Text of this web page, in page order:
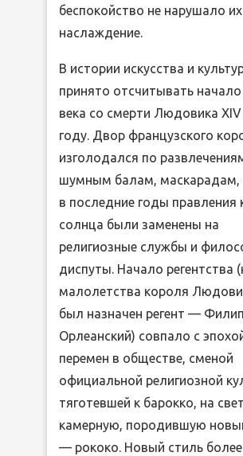
беспокойство не нарушало их
наслаждение.
В истории искусства и
принято отсчитывать начало
века со смерти Людовика XIV
году. Двор французского
изголодался по
шумным балам, маскарадам,
в последние годы правления
солнца были заменены на
религиозные службы и
диспуты. Начало регентства
малолетства короля
был назначен регент —
Орлеанский) совпало с
перемен в обществе, сменой
официальной религиозной
тяготевшей к барокко, на
камерную, породившую
— рококо. Новый стиль более